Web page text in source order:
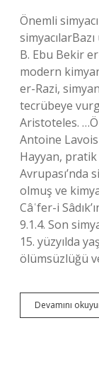
Önemli
B. Ebu Bekir
modern
er-Razi,
tecrübeye
Aristoteles.
Antoine
Hayyan,
Avrupası’nda
olmuş ve
Câʿfer-i
9.1.4. Son
15. yüzyılda
ölümsüzlüğü
Devamını